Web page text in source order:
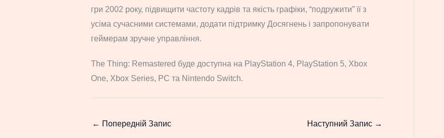
гри 2002 року, підвищити частоту кадрів та якість графіки, “подружити” її з
усіма сучасними системами, додати підтримку Досягнень і запропонувати
геймерам зручне управління.
The Thing: Remastered буде доступна на PlayStation 4, PlayStation 5, Xbox
One, Xbox Series, PC та Nintendo Switch.
← Попередній Запис Наступний Запис →